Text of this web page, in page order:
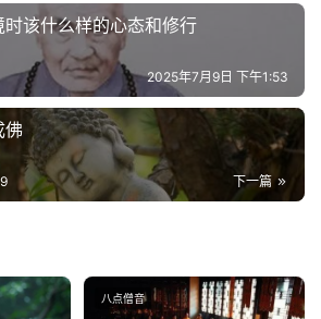
该什么样的心态和修行
2025年7月9日 下午1:53
佛
下一篇
八点僧音